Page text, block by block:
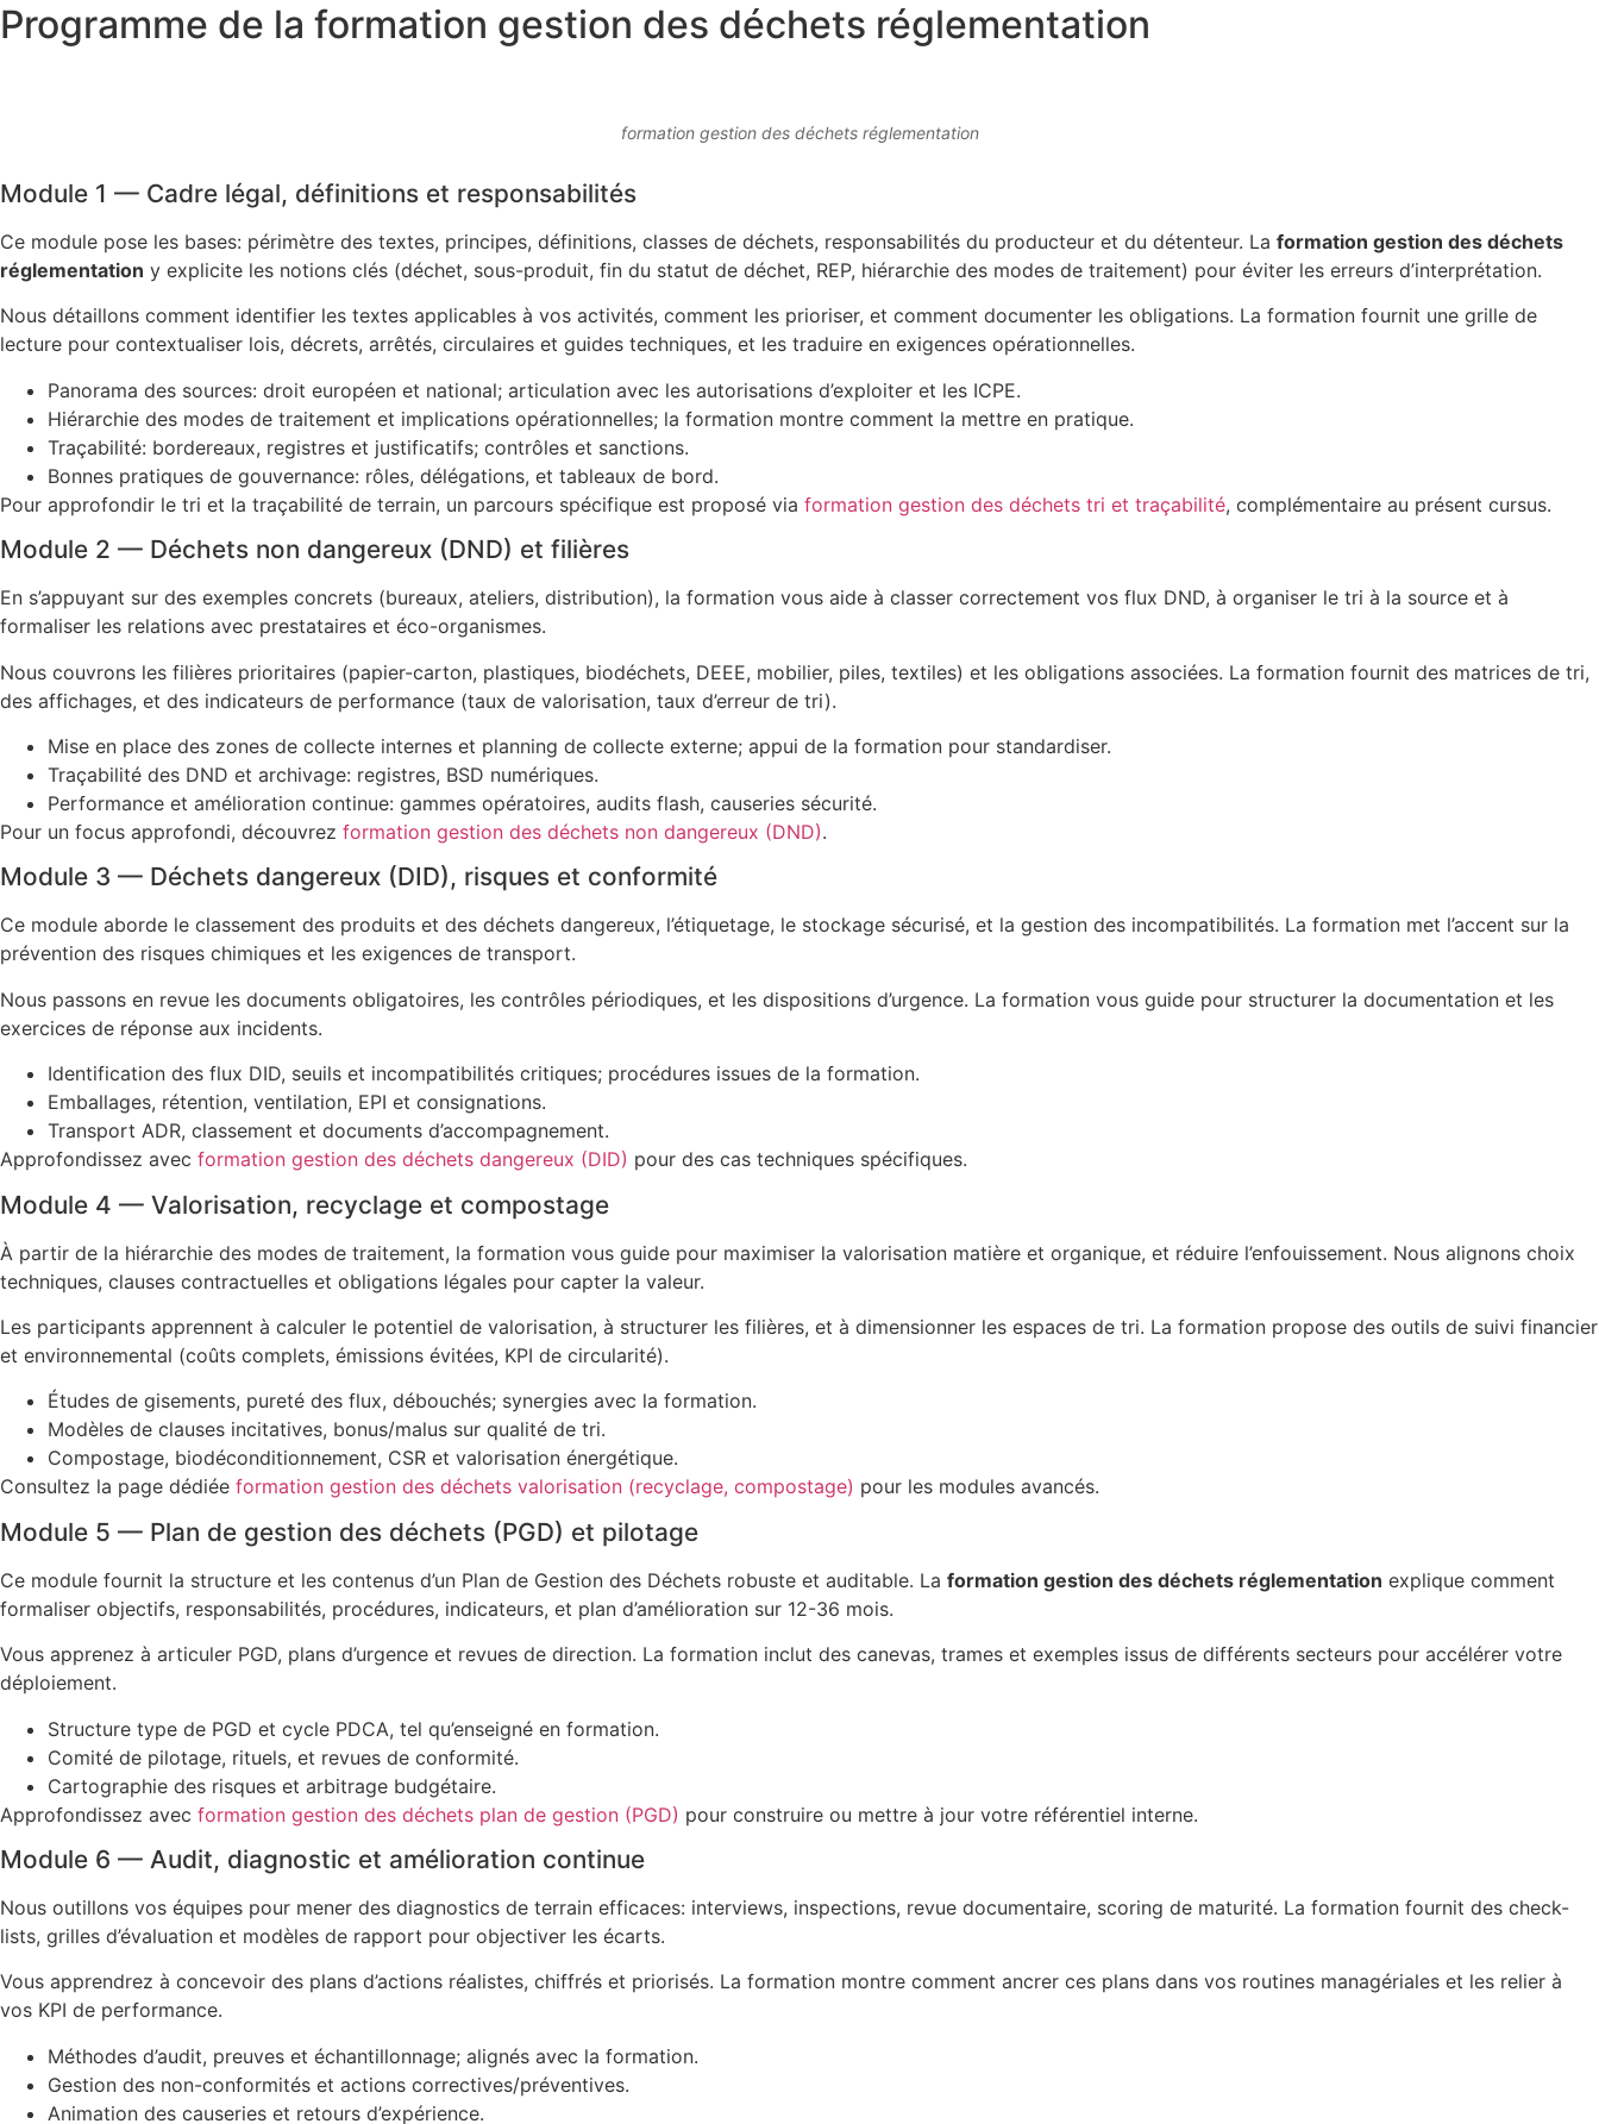
Programme de la formation gestion des déchets réglementation
formation gestion des déchets réglementation
Module 1 — Cadre légal, définitions et responsabilités
Ce module pose les bases: périmètre des textes, principes, définitions, classes de déchets, responsabilités du producteur et du détenteur. La formation gestion des déchets
réglementation y explicite les notions clés (déchet, sous-produit, fin du statut de déchet, REP, hiérarchie des modes de traitement) pour éviter les erreurs d’interprétation.
Nous détaillons comment identifier les textes applicables à vos activités, comment les prioriser, et comment documenter les obligations. La formation fournit une grille de
lecture pour contextualiser lois, décrets, arrêtés, circulaires et guides techniques, et les traduire en exigences opérationnelles.
Panorama des sources: droit européen et national; articulation avec les autorisations d’exploiter et les ICPE.
Hiérarchie des modes de traitement et implications opérationnelles; la formation montre comment la mettre en pratique.
Traçabilité: bordereaux, registres et justificatifs; contrôles et sanctions.
Bonnes pratiques de gouvernance: rôles, délégations, et tableaux de bord.
Pour approfondir le tri et la traçabilité de terrain, un parcours spécifique est proposé via formation gestion des déchets tri et traçabilité, complémentaire au présent cursus.
Module 2 — Déchets non dangereux (DND) et filières
En s’appuyant sur des exemples concrets (bureaux, ateliers, distribution), la formation vous aide à classer correctement vos flux DND, à organiser le tri à la source et à
formaliser les relations avec prestataires et éco-organismes.
Nous couvrons les filières prioritaires (papier-carton, plastiques, biodéchets, DEEE, mobilier, piles, textiles) et les obligations associées. La formation fournit des matrices de tri,
des affichages, et des indicateurs de performance (taux de valorisation, taux d’erreur de tri).
Mise en place des zones de collecte internes et planning de collecte externe; appui de la formation pour standardiser.
Traçabilité des DND et archivage: registres, BSD numériques.
Performance et amélioration continue: gammes opératoires, audits flash, causeries sécurité.
Pour un focus approfondi, découvrez formation gestion des déchets non dangereux (DND).
Module 3 — Déchets dangereux (DID), risques et conformité
Ce module aborde le classement des produits et des déchets dangereux, l’étiquetage, le stockage sécurisé, et la gestion des incompatibilités. La formation met l’accent sur la
prévention des risques chimiques et les exigences de transport.
Nous passons en revue les documents obligatoires, les contrôles périodiques, et les dispositions d’urgence. La formation vous guide pour structurer la documentation et les
exercices de réponse aux incidents.
Identification des flux DID, seuils et incompatibilités critiques; procédures issues de la formation.
Emballages, rétention, ventilation, EPI et consignations.
Transport ADR, classement et documents d’accompagnement.
Approfondissez avec formation gestion des déchets dangereux (DID) pour des cas techniques spécifiques.
Module 4 — Valorisation, recyclage et compostage
À partir de la hiérarchie des modes de traitement, la formation vous guide pour maximiser la valorisation matière et organique, et réduire l’enfouissement. Nous alignons choix
techniques, clauses contractuelles et obligations légales pour capter la valeur.
Les participants apprennent à calculer le potentiel de valorisation, à structurer les filières, et à dimensionner les espaces de tri. La formation propose des outils de suivi financier
et environnemental (coûts complets, émissions évitées, KPI de circularité).
Études de gisements, pureté des flux, débouchés; synergies avec la formation.
Modèles de clauses incitatives, bonus/malus sur qualité de tri.
Compostage, biodéconditionnement, CSR et valorisation énergétique.
Consultez la page dédiée formation gestion des déchets valorisation (recyclage, compostage) pour les modules avancés.
Module 5 — Plan de gestion des déchets (PGD) et pilotage
Ce module fournit la structure et les contenus d’un Plan de Gestion des Déchets robuste et auditable. La formation gestion des déchets réglementation explique comment
formaliser objectifs, responsabilités, procédures, indicateurs, et plan d’amélioration sur 12-36 mois.
Vous apprenez à articuler PGD, plans d’urgence et revues de direction. La formation inclut des canevas, trames et exemples issus de différents secteurs pour accélérer votre
déploiement.
Structure type de PGD et cycle PDCA, tel qu’enseigné en formation.
Comité de pilotage, rituels, et revues de conformité.
Cartographie des risques et arbitrage budgétaire.
Approfondissez avec formation gestion des déchets plan de gestion (PGD) pour construire ou mettre à jour votre référentiel interne.
Module 6 — Audit, diagnostic et amélioration continue
Nous outillons vos équipes pour mener des diagnostics de terrain efficaces: interviews, inspections, revue documentaire, scoring de maturité. La formation fournit des check-
lists, grilles d’évaluation et modèles de rapport pour objectiver les écarts.
Vous apprendrez à concevoir des plans d’actions réalistes, chiffrés et priorisés. La formation montre comment ancrer ces plans dans vos routines managériales et les relier à
vos KPI de performance.
Méthodes d’audit, preuves et échantillonnage; alignés avec la formation.
Gestion des non-conformités et actions correctives/préventives.
Animation des causeries et retours d’expérience.